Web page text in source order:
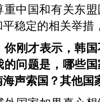
重中国和有关东
稳定的相关举措
你刚才表示，韩
的问题是，哪些
海声索国？其他